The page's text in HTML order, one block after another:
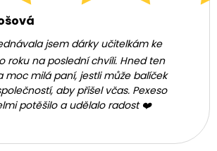
jsem dárky učitelkám ke
roku na poslední chvíli. Hned ten
moc milá paní, jestli může balíček
aby přišel včas. Pexeso
potěšilo a udělalo radost ❤️